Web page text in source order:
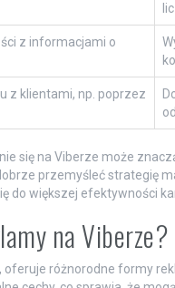
z informacjami o
z klientami, np. poprzez
się na Viberze może
przemyśleć strategię
do większej efektywności
na Viberze?
różnorodne formy